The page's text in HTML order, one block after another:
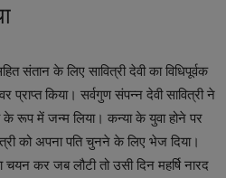
संतान के लिए सावित्री देवी का विधिपूर्वक
किया। सर्वगुण संपन्न देवी सावित्री ने
रूप में जन्म लिया। कन्या के युवा होने पर
को अपना पति चुनने के लिए भेज दिया।
कर जब लौटी तो उसी दिन महर्षि नारद